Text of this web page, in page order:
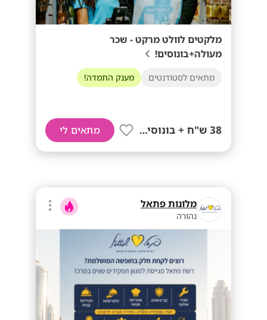
מלקטים לוולט מרקט - שכר
מעולה+בונוסים!
מתאים לסטודנטים מענק התמדה!
38 ש"ח + בונוסים!! מתאים לי
מלונות פתאל
נהורה